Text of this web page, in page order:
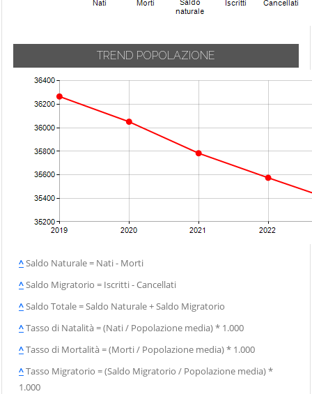
TREND POPOLAZIONE
^Saldo Naturale = Nati - Morti
^Saldo Migratorio = Iscritti - Cancellati
^Saldo Totale = Saldo Naturale + Saldo Migratorio
^Tasso di Natalità = (Nati / Popolazione media) * 1.000
^Tasso di Mortalità = (Morti / Popolazione media) * 1.000
^Tasso Migratorio = (Saldo Migratorio / Popolazione media) *
1.000